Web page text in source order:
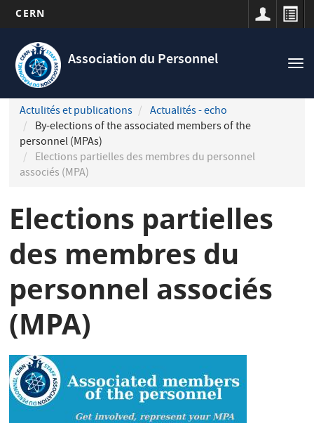
contenu
principal
CERN
Association du Personnel
Navigation
principale
Actulités et publications
Actualités - echo
By-elections of the associated members of the
personnel (MPAs)
Elections partielles des membres du personnel
associés (MPA)
Elections partielles
des membres du
personnel associés
(MPA)